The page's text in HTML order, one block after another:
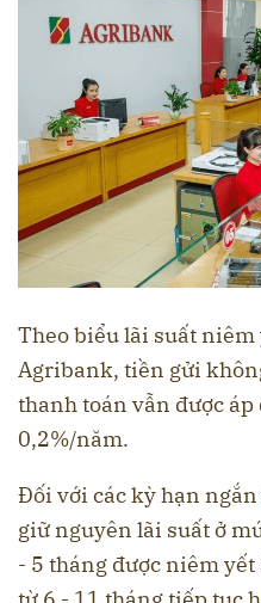
Theo biểu lãi suất
Agribank, tiền gửi
thanh toán vẫn được
0,2%/năm.
Đối với các kỳ hạn
giữ nguyên lãi suất ở
- 5 tháng được niêm